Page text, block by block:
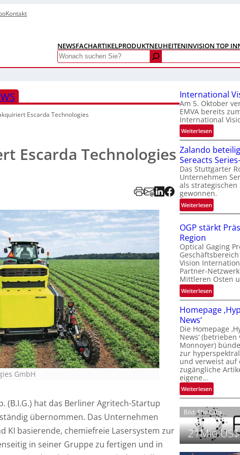
Kontakt
NEWSFACHARTIKELPRODUKTNEUHEITENINVISION TOP
Search
Escarda Technologies
Escarda Technologies
GmbH
(B.I.G.) hat das Berliner Agritech-Startup
übernommen. Das Unternehmen
KI basierende, chemiefreie Lasersystem zur
in seiner Gruppe zu fertigen und in
International
Am 5. Oktober
EMVA bereits
International
Weiterlesen:
I
n
t
e
r
n
a
t
o
a
l
V
i
s
i
n
i
g
h
t
2
0
2
6
Zalando
Sereacts
Das Stuttgarter
Unternehmen
als strategischen
gewonnen.
Weiterlesen:
Z
l
n
d
o
b
e
t
e
l
i
g
t
s
c
h
a
n
S
e
r
OGP stärkt
Region
Optical Gaging
Vision
Partner-
Mittleren Osten
Weiterlesen:
O
G
s
t
ä
r
k
P
r
ä
s
e
n
z
Homepage
News‘
Die Homepage
News‘
Monnoyer)
zur
und verweist auf
zugängliche
eigene…
Weiterlesen:
H
o
m
e
p
a
Bild: Elio Labs.